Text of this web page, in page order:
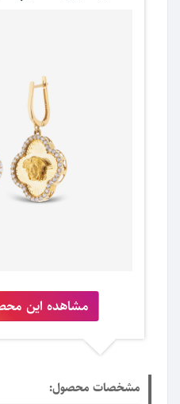
مشاهده این
مشخصات محصول: